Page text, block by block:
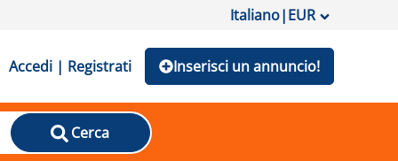
Italiano|EUR
Accedi | Registrati Inserisci un annuncio!
Cerca